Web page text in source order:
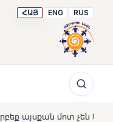
ՀԱՅ ENG RUS
չեն եղել» HOT